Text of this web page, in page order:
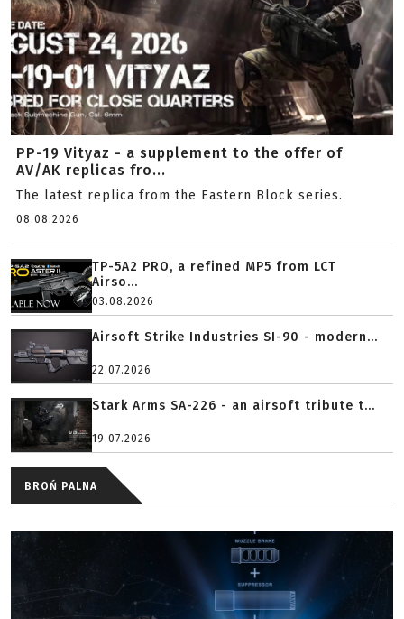
PP-19 Vityaz - a supplement to the offer of
AV/AK replicas fro...
The latest replica from the Eastern Block series.
08.08.2026
TP-5A2 PRO, a refined MP5 from LCT
Airso...
03.08.2026
Airsoft Strike Industries SI-90 - modern...
22.07.2026
Stark Arms SA-226 - an airsoft tribute t...
19.07.2026
BROŃ PALNA